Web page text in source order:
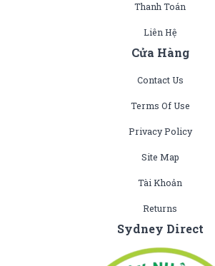
Thanh Toán
Liên Hệ
Cửa Hàng
Contact Us
Terms Of Use
Privacy Policy
Site Map
Tài Khoản
Returns
Sydney Direct